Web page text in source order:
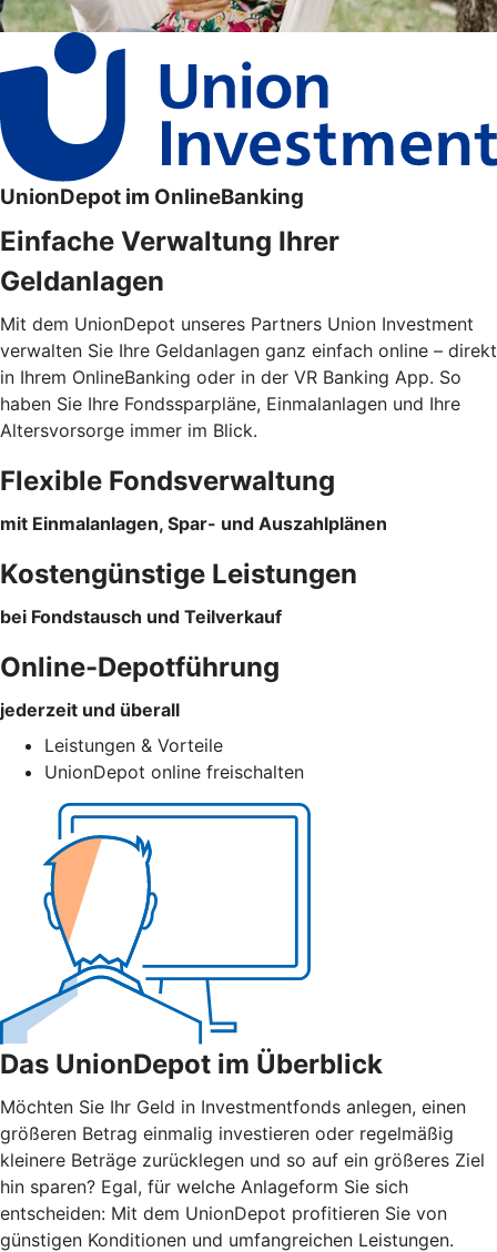
UnionDepot im OnlineBanking
Einfache Verwaltung Ihrer
Geldanlagen
Mit dem UnionDepot unseres Partners Union Investment
verwalten Sie Ihre Geldanlagen ganz einfach online – direkt
in Ihrem OnlineBanking oder in der VR Banking App. So
haben Sie Ihre Fondssparpläne, Einmalanlagen und Ihre
Altersvorsorge immer im Blick.
Flexible Fondsverwaltung
mit Einmalanlagen, Spar- und Auszahlplänen
Kostengünstige Leistungen
bei Fondstausch und Teilverkauf
Online-Depotführung
jederzeit und überall
Leistungen & Vorteile
UnionDepot online freischalten
Das UnionDepot im Überblick
Möchten Sie Ihr Geld in Investmentfonds anlegen, einen
größeren Betrag einmalig investieren oder regelmäßig
kleinere Beträge zurücklegen und so auf ein größeres Ziel
hin sparen? Egal, für welche Anlageform Sie sich
entscheiden: Mit dem UnionDepot profitieren Sie von
günstigen Konditionen und umfangreichen Leistungen.